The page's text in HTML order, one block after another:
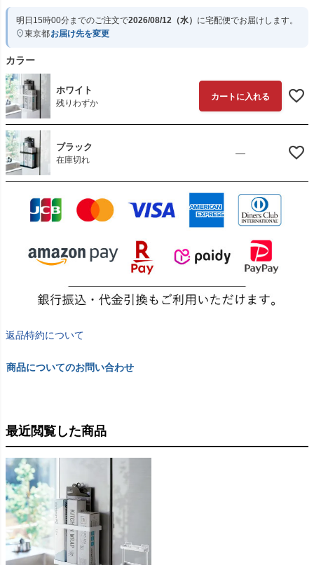
明日 15時00分までのご注文で2026/08/12（水） に宅配便でお届けします。
東京都お届け先を変更
カラー
ホワイト
残りわずか
カートに入れる
ブラック
在庫切れ
—
返品特約について
商品についてのお問い合わせ
最近閲覧した商品